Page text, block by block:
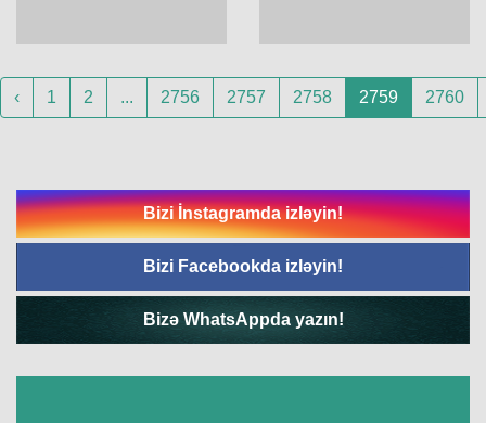
‹ 1 2 ... 2756 2757 2758 2759 2760
Bizi İnstagramda izləyin!
Bizi Facebookda izləyin!
Bizə WhatsAppda yazın!